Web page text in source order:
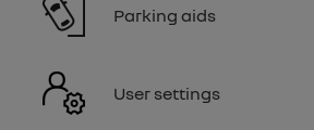
Parking aids
User settings